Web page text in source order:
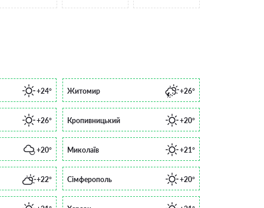
+24° Житомир +26°
+26° Кропивницький +20°
+20° Миколаїв +21°
+22° Сімферополь +20°